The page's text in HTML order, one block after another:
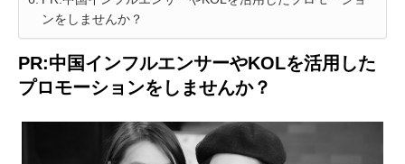
ンをしませんか？
PR:中国インフルエンサーやKOLを活用した
プロモーションをしませんか？